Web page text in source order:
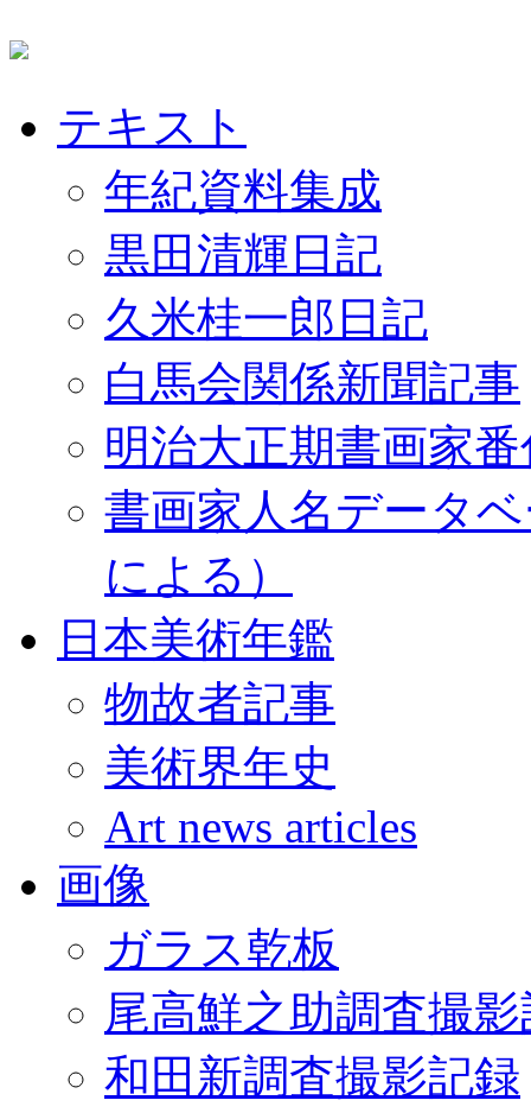
テキスト
年紀資料集成
黒田清輝日記
久米桂一郎日記
白馬会関係新聞記事
明治大正期書画家
書画家人名データ
による）
日本美術年鑑
物故者記事
美術界年史
Art news articles
画像
ガラス乾板
尾高鮮之助調査撮
和田新調査撮影記録